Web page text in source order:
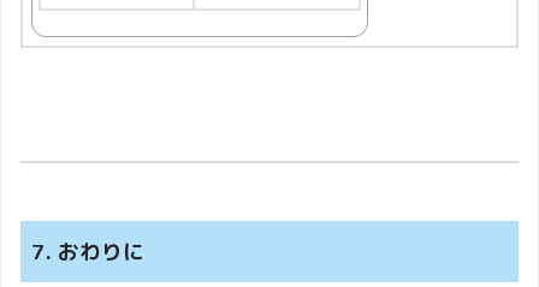
7. おわりに